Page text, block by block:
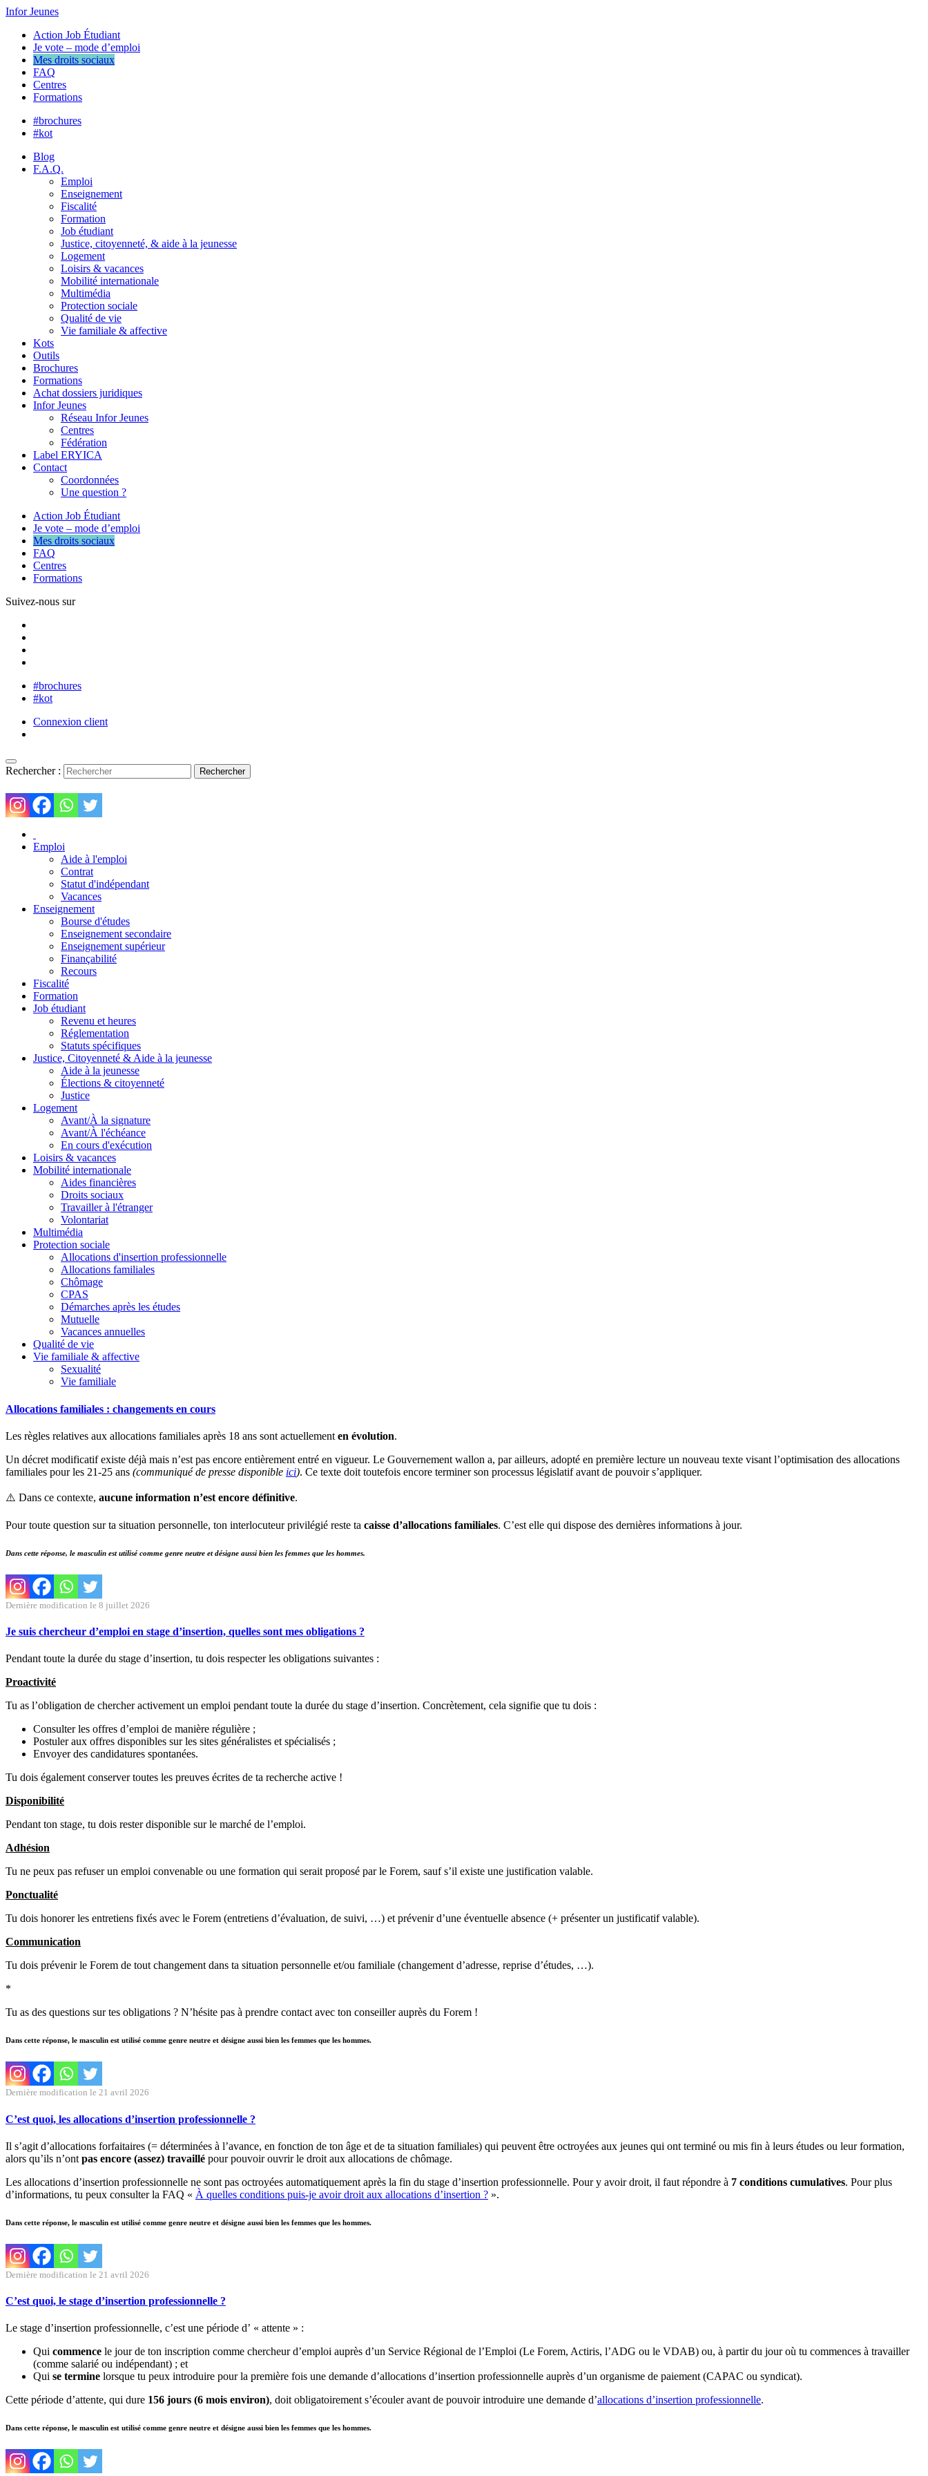
Infor Jeunes
Action Job Étudiant
Je vote – mode d’emploi
Mes droits sociaux
FAQ
Centres
Formations
#brochures
#kot
Blog
F.A.Q.
Emploi
Enseignement
Fiscalité
Formation
Job étudiant
Justice, citoyenneté, & aide à la jeunesse
Logement
Loisirs & vacances
Mobilité internationale
Multimédia
Protection sociale
Qualité de vie
Vie familiale & affective
Kots
Outils
Brochures
Formations
Achat dossiers juridiques
Infor Jeunes
Réseau Infor Jeunes
Centres
Fédération
Label ERYICA
Contact
Coordonnées
Une question ?
Action Job Étudiant
Je vote – mode d’emploi
Mes droits sociaux
FAQ
Centres
Formations
Suivez-nous sur
#brochures
#kot
Connexion client
Rechercher :
Emploi
Aide à l'emploi
Contrat
Statut d'indépendant
Vacances
Enseignement
Bourse d'études
Enseignement secondaire
Enseignement supérieur
Finançabilité
Recours
Fiscalité
Formation
Job étudiant
Revenu et heures
Réglementation
Statuts spécifiques
Justice, Citoyenneté & Aide à la jeunesse
Aide à la jeunesse
Élections & citoyenneté
Justice
Logement
Avant/À la signature
Avant/À l'échéance
En cours d'exécution
Loisirs & vacances
Mobilité internationale
Aides financières
Droits sociaux
Travailler à l'étranger
Volontariat
Multimédia
Protection sociale
Allocations d'insertion professionnelle
Allocations familiales
Chômage
CPAS
Démarches après les études
Mutuelle
Vacances annuelles
Qualité de vie
Vie familiale & affective
Sexualité
Vie familiale
Allocations familiales : changements en cours
Les règles relatives aux allocations familiales après 18 ans sont actuellement en évolution.
Un décret modificatif existe déjà mais n’est pas encore entièrement entré en vigueur. Le Gouvernement wallon a, par ailleurs, adopté en première lecture un nouveau texte visant l’optimisation des allocations
familiales pour les 21-25 ans (communiqué de presse disponible ici). Ce texte doit toutefois encore terminer son processus législatif avant de pouvoir s’appliquer.
⚠️ Dans ce contexte, aucune information n’est encore définitive.
Pour toute question sur ta situation personnelle, ton interlocuteur privilégié reste ta caisse d’allocations familiales. C’est elle qui dispose des dernières informations à jour.
Dans cette réponse, le masculin est utilisé comme genre neutre et désigne aussi bien les femmes que les hommes.
Dernière modification le 8 juillet 2026
Je suis chercheur d’emploi en stage d’insertion, quelles sont mes obligations ?
Pendant toute la durée du stage d’insertion, tu dois respecter les obligations suivantes :
Proactivité
Tu as l’obligation de chercher activement un emploi pendant toute la durée du stage d’insertion. Concrètement, cela signifie que tu dois :
Consulter les offres d’emploi de manière régulière ;
Postuler aux offres disponibles sur les sites généralistes et spécialisés ;
Envoyer des candidatures spontanées.
Tu dois également conserver toutes les preuves écrites de ta recherche active !
Disponibilité
Pendant ton stage, tu dois rester disponible sur le marché de l’emploi.
Adhésion
Tu ne peux pas refuser un emploi convenable ou une formation qui serait proposé par le Forem, sauf s’il existe une justification valable.
Ponctualité
Tu dois honorer les entretiens fixés avec le Forem (entretiens d’évaluation, de suivi, …) et prévenir d’une éventuelle absence (+ présenter un justificatif valable).
Communication
Tu dois prévenir le Forem de tout changement dans ta situation personnelle et/ou familiale (changement d’adresse, reprise d’études, …).
*
Tu as des questions sur tes obligations ? N’hésite pas à prendre contact avec ton conseiller auprès du Forem !
Dans cette réponse, le masculin est utilisé comme genre neutre et désigne aussi bien les femmes que les hommes.
Dernière modification le 21 avril 2026
C’est quoi, les allocations d’insertion professionnelle ?
Il s’agit d’allocations forfaitaires (= déterminées à l’avance, en fonction de ton âge et de ta situation familiales) qui peuvent être octroyées aux jeunes qui ont terminé ou mis fin à leurs études ou leur formation,
alors qu’ils n’ont pas encore (assez) travaillé pour pouvoir ouvrir le droit aux allocations de chômage.
Les allocations d’insertion professionnelle ne sont pas octroyées automatiquement après la fin du stage d’insertion professionnelle. Pour y avoir droit, il faut répondre à 7 conditions cumulatives. Pour plus
d’informations, tu peux consulter la FAQ « À quelles conditions puis-je avoir droit aux allocations d’insertion ? ».
Dans cette réponse, le masculin est utilisé comme genre neutre et désigne aussi bien les femmes que les hommes.
Dernière modification le 21 avril 2026
C’est quoi, le stage d’insertion professionnelle ?
Le stage d’insertion professionnelle, c’est une période d’ « attente » :
Qui commence le jour de ton inscription comme chercheur d’emploi auprès d’un Service Régional de l’Emploi (Le Forem, Actiris, l’ADG ou le VDAB) ou, à partir du jour où tu commences à travailler
(comme salarié ou indépendant) ; et
Qui se termine lorsque tu peux introduire pour la première fois une demande d’allocations d’insertion professionnelle auprès d’un organisme de paiement (CAPAC ou syndicat).
Cette période d’attente, qui dure 156 jours (6 mois environ), doit obligatoirement s’écouler avant de pouvoir introduire une demande d’allocations d’insertion professionnelle.
Dans cette réponse, le masculin est utilisé comme genre neutre et désigne aussi bien les femmes que les hommes.